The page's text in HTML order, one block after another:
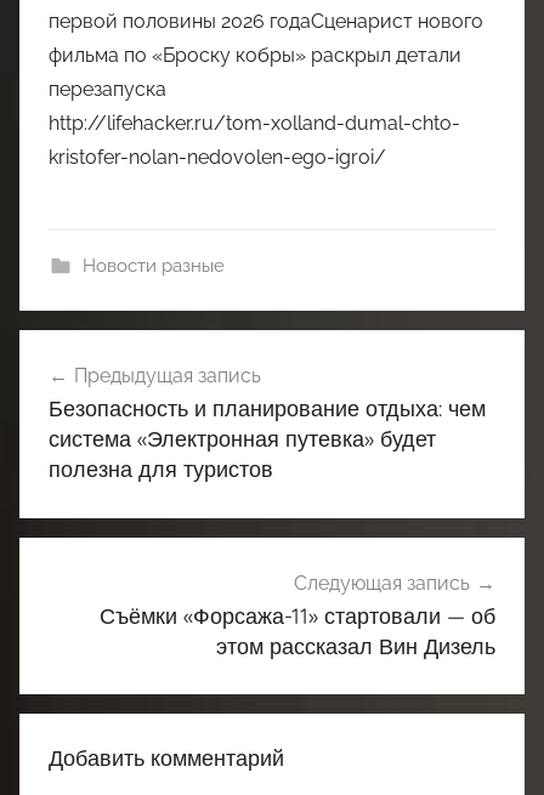
первой половины 2026 годаСценарист нового
фильма по «Броску кобры» раскрыл детали
перезапуска
http://lifehacker.ru/tom-xolland-dumal-chto-
kristofer-nolan-nedovolen-ego-igroi/
Новости разные
по
записям
Предыдущая запись
Безопасность и планирование отдыха: чем
система «Электронная путевка» будет
полезна для туристов
Следующая запись
Съёмки «Форсажа-11» стартовали — об
этом рассказал Вин Дизель
Добавить комментарий